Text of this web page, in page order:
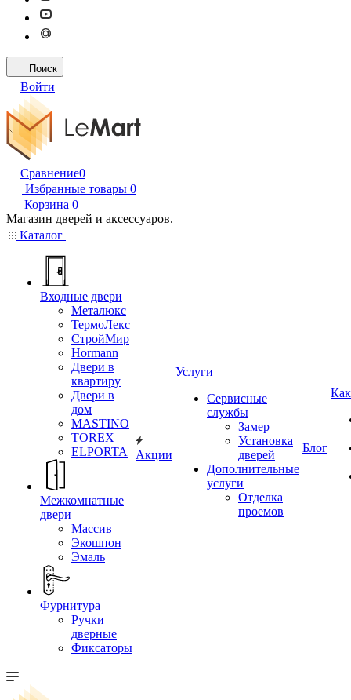
Поиск
Войти
Сравнение0
Избранные товары 0
Корзина 0
Магазин дверей и аксессуаров.
Каталог
Входные двери
Металюкс
ТермоЛекс
СтройМир
Hormann
Двери в
квартиру
Двери в
дом
MASTINO
TOREX
ELPORTA
Межкомнатные
двери
Массив
Экошпон
Эмаль
Фурнитура
Ручки
дверные
Фиксаторы
Акции
Услуги
Сервисные
службы
Замер
Установка
дверей
Дополнительные
услуги
Отделка
проемов
Блог